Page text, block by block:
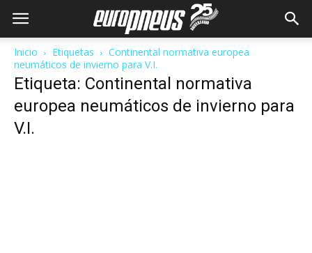
Inicio Etiquetas
Continental normativa europea
neumáticos de invierno para V.I.
Etiqueta: Continental normativa
europea neumáticos de invierno para
V.I.